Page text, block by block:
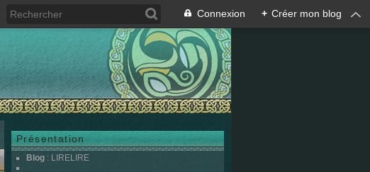
Connexion + Créer mon blog
Présentation
Blog : LIRELIRE